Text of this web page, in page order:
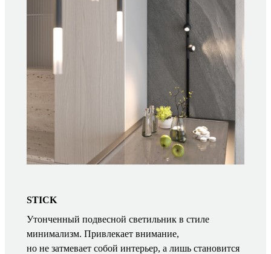
STICK
Утонченный подвесной светильник в стиле
минимализм. Привлекает внимание,
но не затмевает собой интерьер, а лишь становится